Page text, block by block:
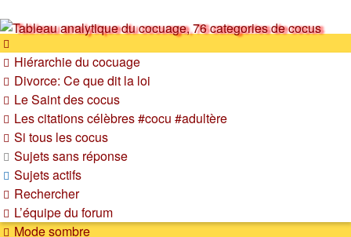
SOS cocu
SOS cocu est une association loi 1901 dont l'objet est le
soutien aux victimes d'adultère. Pouvoir parler, se confier,
recevoir un soutien moral pour traverser une situation
personnelle douloureuse
Hiérarchie du cocuage
Divorce: Ce que dit la loi
Le Saint des cocus
Les citations célèbres #cocu #adultère
Si tous les cocus
Sujets sans réponse
Sujets actifs
Rechercher
L’équipe du forum
Mode sombre